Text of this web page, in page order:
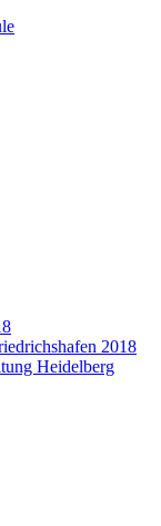
2018
Heidelberg